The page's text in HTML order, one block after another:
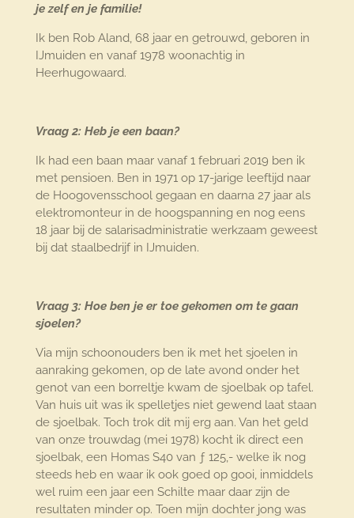
je zelf en je familie!
Ik ben Rob Aland, 68 jaar en getrouwd, geboren in
IJmuiden en vanaf 1978 woonachtig in
Heerhugowaard.
Vraag 2: Heb je een baan?
Ik had een baan maar vanaf 1 februari 2019 ben ik
met pensioen. Ben in 1971 op 17-jarige leeftijd naar
de Hoogovensschool gegaan en daarna 27 jaar als
elektromonteur in de hoogspanning en nog eens
18 jaar bij de salarisadministratie werkzaam geweest
bij dat staalbedrijf in IJmuiden.
Vraag 3: Hoe ben je er toe gekomen om te gaan
sjoelen?
Via mijn schoonouders ben ik met het sjoelen in
aanraking gekomen, op de late avond onder het
genot van een borreltje kwam de sjoelbak op tafel.
Van huis uit was ik spelletjes niet gewend laat staan
de sjoelbak. Toch trok dit mij erg aan. Van het geld
van onze trouwdag (mei 1978) kocht ik direct een
sjoelbak, een Homas S40 van ƒ 125,- welke ik nog
steeds heb en waar ik ook goed op gooi, inmiddels
wel ruim een jaar een Schilte maar daar zijn de
resultaten minder op. Toen mijn dochter jong was